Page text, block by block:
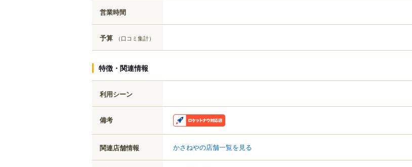
営業時間
予算 （口コミ集計）
特徴・関連情報
利用シーン
備考
関連店舗情報 かさねやの店舗一覧を見る